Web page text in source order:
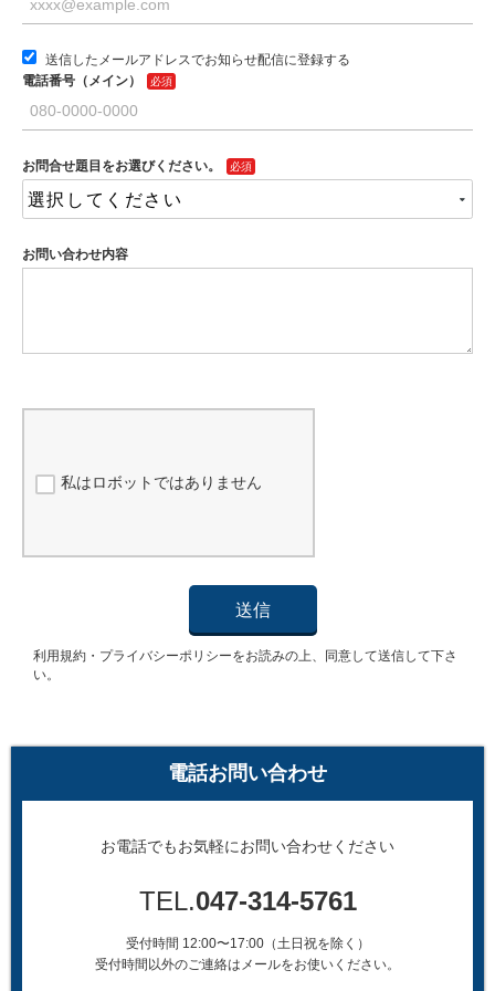
電話お問い合わせ
お電話でもお気軽にお問い合わせください
TEL.047-314-5761
受付時間 12:00〜17:00（土日祝を除く）
受付時間以外のご連絡はメールをお使いください。